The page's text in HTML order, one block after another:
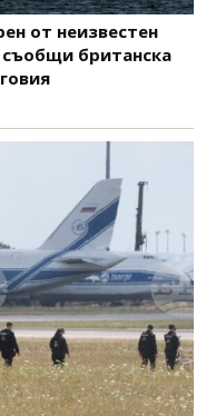
от неизвестен
съобщи британска